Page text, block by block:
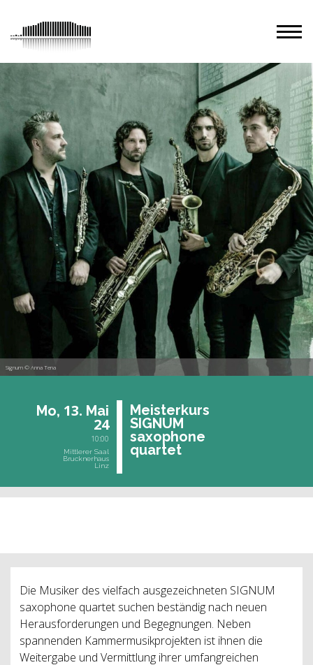
Signum © Anna Tena
Mo, 13. Mai
24
10:00
Mittlerer Saal
Brucknerhaus
Linz
Meis­ter­kurs
SI­GNUM
sa­xo­pho­ne
quar­tet
Die Musiker des vielfach ausgezeichneten SIGNUM
saxophone quartet suchen beständig nach neuen
Herausforderungen und Begegnungen. Neben
spannenden Kammermusikprojekten ist ihnen die
Weitergabe und Vermittlung ihrer umfangreichen